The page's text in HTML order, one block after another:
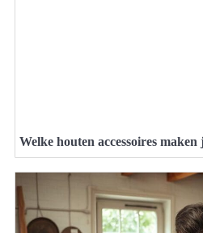
Welke houten accessoires